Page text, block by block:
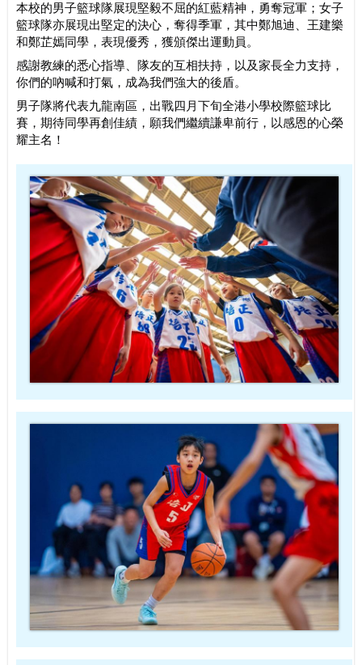
本校的男子籃球隊展現堅毅不屈的紅藍精神，勇奪冠軍；女子
籃球隊亦展現出堅定的決心，奪得季軍，其中鄭旭迪、王建樂
和鄭芷嫣同學，表現優秀，獲頒傑出運動員。
感謝教練的悉心指導、隊友的互相扶持，以及家長全力支持，
你們的吶喊和打氣，成為我們強大的後盾。
男子隊將代表九龍南區，出戰四月下旬全港小學校際籃球比
賽，期待同學再創佳績，願我們繼續謙卑前行，以感恩的心榮
耀主名！